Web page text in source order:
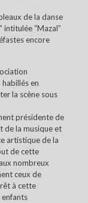
de la danse
“Mazal”
encore
habillés en
la scène sous
présidente de
de la musique et
artistique de la
de cette
nombreux
ceux de
à cette
enfants